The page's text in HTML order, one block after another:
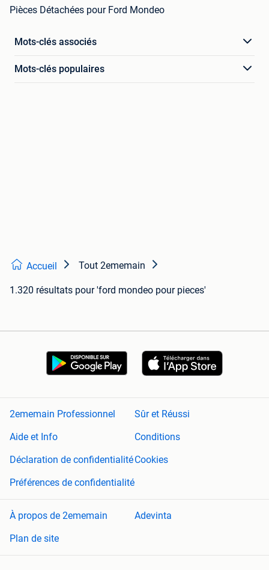
Pièces Détachées pour Ford Mondeo
Mots-clés associés
Mots-clés populaires
Accueil Tout 2ememain
1.320 résultats pour 'ford mondeo pour pieces'
2ememain Professionnel
Sûr et Réussi
Aide et Info
Conditions
Déclaration de confidentialitéCookies
Préférences de confidentialité
À propos de 2ememain
Adevinta
Plan de site